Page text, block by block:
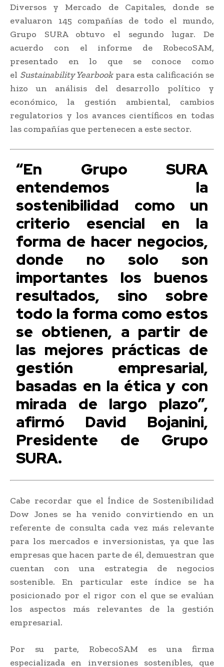
Diversos y Mercado de Capitales, donde se
evaluaron 145 compañías de todo el mundo,
Grupo SURA obtuvo el segundo lugar. De
acuerdo con el informe de RobecoSAM,
presentado en lo que se conoce como
el Sustainability Yearbookpara esta calificación se
hizo un análisis del desarrollo político y
económico, la gestión ambiental, cambios
regulatorios y los avances científicos en todas
las compañías que pertenecen a este sector.
“En Grupo SURA
entendemos la
sostenibilidad como un
criterio esencial en la
forma de hacer negocios,
donde no solo son
importantes los buenos
resultados, sino sobre
todo la forma como estos
se obtienen, a partir de
las mejores prácticas de
gestión empresarial,
basadas en la ética y con
mirada de largo plazo”,
afirmó David Bojanini,
Presidente de Grupo
SURA.
Cabe recordar que el Índice de Sostenibilidad
Dow Jones se ha venido convirtiendo en un
referente de consulta cada vez más relevante
para los mercados e inversionistas, ya que las
empresas que hacen parte de él, demuestran que
cuentan con una estrategia de negocios
sostenible. En particular este índice se ha
posicionado por el rigor con el que se evalúan
los aspectos más relevantes de la gestión
empresarial.
Por su parte, RobecoSAM es una firma
especializada en inversiones sostenibles, que